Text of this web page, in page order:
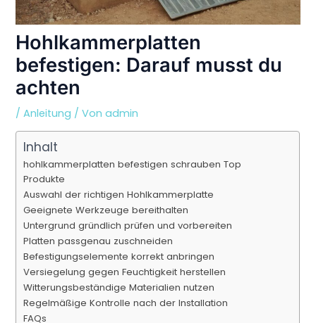
Hohlkammerplatten
befestigen: Darauf musst du
achten
/Anleitung / Vonadmin
Inhalt
hohlkammerplatten befestigen schrauben Top
Produkte
Auswahl der richtigen Hohlkammerplatte
Geeignete Werkzeuge bereithalten
Untergrund gründlich prüfen und vorbereiten
Platten passgenau zuschneiden
Befestigungselemente korrekt anbringen
Versiegelung gegen Feuchtigkeit herstellen
Witterungsbeständige Materialien nutzen
Regelmäßige Kontrolle nach der Installation
FAQs